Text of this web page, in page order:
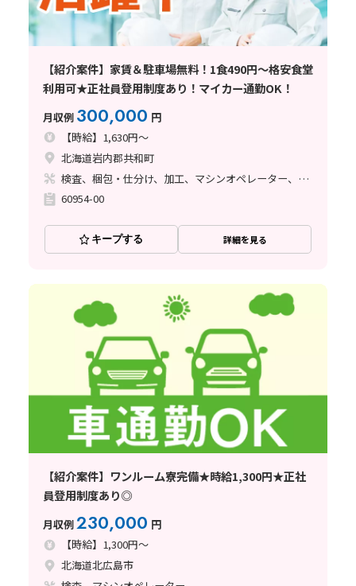
【紹介案件】家賃＆駐車場無料！1食490円～格安食堂
利用可★正社員登用制度あり！マイカー通勤OK！
月収例 300,000 円
【時給】1,630円～
北海道岩内郡共和町
検査、梱包・仕分け、加工、マシンオペレーター、フォークリフト
60954-00
キープする 詳細を見る
【紹介案件】ワンルーム寮完備★時給1,300円★正社
員登用制度あり◎
月収例230,000 円
【時給】1,300円～
北海道北広島市